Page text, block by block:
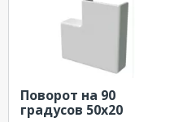
Поворот на 90
градусов 50х20